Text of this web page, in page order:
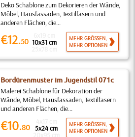
Deko Schablone zum Dekorieren der Wände,
Möbel, Hausfassaden, Textilfasern und
anderen Flächen, die...
€12.50 10x31 cm
MEHR GRÖSSEN,
MEHR OPTIONEN
Bordürenmuster im Jugendstil 071c
Malerei Schablone für Dekoration der
Wände, Möbel, Hausfassaden, Textilfasern
und anderen Flächen, die...
€10.80 5x24 cm
MEHR GRÖSSEN,
MEHR OPTIONEN